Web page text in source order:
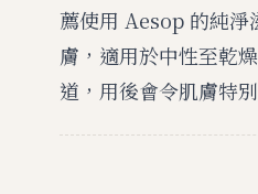
薦使用 Aesop 的純淨
膚，適用於中性至乾
道，用後會令肌膚特